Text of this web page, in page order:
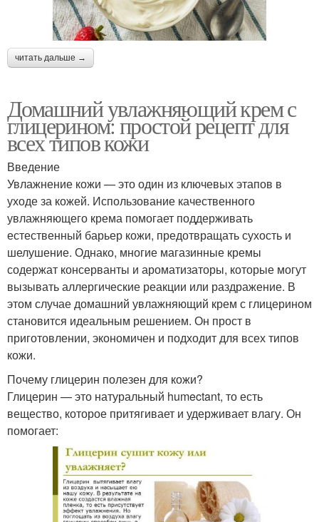
читать дальше →
Домашний увлажняющий крем с
глицерином: простой рецепт для
всех типов кожи
Введение
Увлажнение кожи — это один из ключевых этапов в
уходе за кожей. Использование качественного
увлажняющего крема помогает поддерживать
естественный барьер кожи, предотвращать сухость и
шелушение. Однако, многие магазинные кремы
содержат консерванты и ароматизаторы, которые могут
вызывать аллергические реакции или раздражение. В
этом случае домашний увлажняющий крем с глицерином
становится идеальным решением. Он прост в
приготовлении, экономичен и подходит для всех типов
кожи.
Почему глицерин полезен для кожи?
Глицерин — это натуральный humectant, то есть
вещество, которое притягивает и удерживает влагу. Он
помогает: